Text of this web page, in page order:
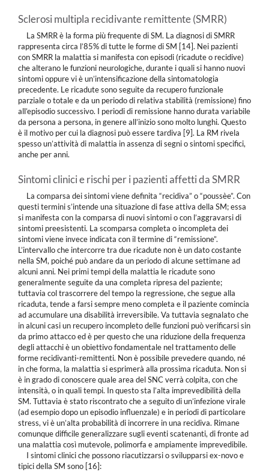
Sclerosi multipla recidivante remittente (SMRR)
La SMRR è la forma più frequente di SM. La diagnosi di SMRR
rappresenta circa l’85% di tutte le forme di SM [14]. Nei pazienti
con SMRR la malattia si manifesta con episodi (ricadute o recidive)
che alterano le funzioni neurologiche, durante i quali si hanno nuovi
sintomi oppure vi è un’intensificazione della sintomatologia
precedente. Le ricadute sono seguite da recupero funzionale
parziale o totale e da un periodo di relativa stabilità (remissione) fino
all’episodio successivo. I periodi di remissione hanno durata variabile
da persona a persona, in genere all’inizio sono molto lunghi. Questo
è il motivo per cui la diagnosi può essere tardiva [9]. La RM rivela
spesso un’attività di malattia in assenza di segni o sintomi specifici,
anche per anni.
Sintomi clinici e rischi per i pazienti affetti da SMRR
La comparsa dei sintomi viene definita “recidiva” o “poussèe”. Con
questi termini s’intende una situazione di fase attiva della SM; essa
si manifesta con la comparsa di nuovi sintomi o con l’aggravarsi di
sintomi preesistenti. La scomparsa completa o incompleta dei
sintomi viene invece indicata con il termine di “remissione”.
L’intervallo che intercorre tra due ricadute non è un dato costante
nella SM, poiché può andare da un periodo di alcune settimane ad
alcuni anni. Nei primi tempi della malattia le ricadute sono
generalmente seguite da una completa ripresa del paziente;
tuttavia col trascorrere del tempo la regressione, che segue alla
ricaduta, tende a farsi sempre meno completa e il paziente comincia
ad accumulare una disabilità irreversibile. Va tuttavia segnalato che
in alcuni casi un recupero incompleto delle funzioni può verificarsi sin
da primo attacco ed è per questo che una riduzione della frequenza
degli attacchi è un obiettivo fondamentale nel trattamento delle
forme recidivanti-remittenti. Non è possibile prevedere quando, né
in che forma, la malattia si esprimerà alla prossima ricaduta. Non si
è in grado di conoscere quale area del SNC verrà colpita, con che
intensità, o in quali tempi. In questo sta l’alta imprevedibilità della
SM. Tuttavia è stato riscontrato che a seguito di un’infezione virale
(ad esempio dopo un episodio influenzale) e in periodi di particolare
stress, vi è un’alta probabilità di incorrere in una recidiva. Rimane
comunque difficile generalizzare sugli eventi scatenanti, di fronte ad
una malattia così mutevole, polimorfa e ampiamente imprevedibile.
I sintomi clinici che possono riacutizzarsi o svilupparsi ex-novo e
tipici della SM sono [16]: